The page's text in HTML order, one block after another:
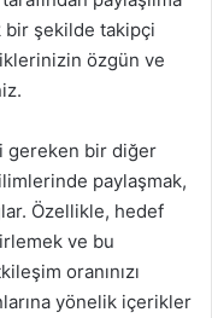
bir şekilde takipçi
özgün ve
gereken bir diğer
paylaşmak,
Özellikle, hedef
ve bu
oranınızı
yönelik içerikler